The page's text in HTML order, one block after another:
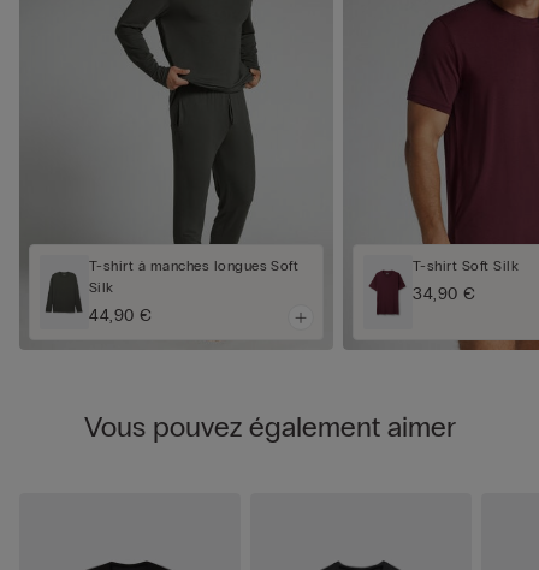
T-shirt à manches longues Soft
Silk
44,90 €
T-shirt Soft Silk
34,90 €
Vous pouvez également aimer